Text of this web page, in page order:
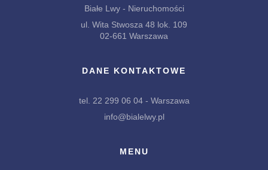
Białe Lwy - Nieruchomości
ul. Wita Stwosza 48 lok. 109
02-661 Warszawa
DANE KONTAKTOWE
tel. 22 299 06 04 - Warszawa
info@bialelwy.pl
MENU